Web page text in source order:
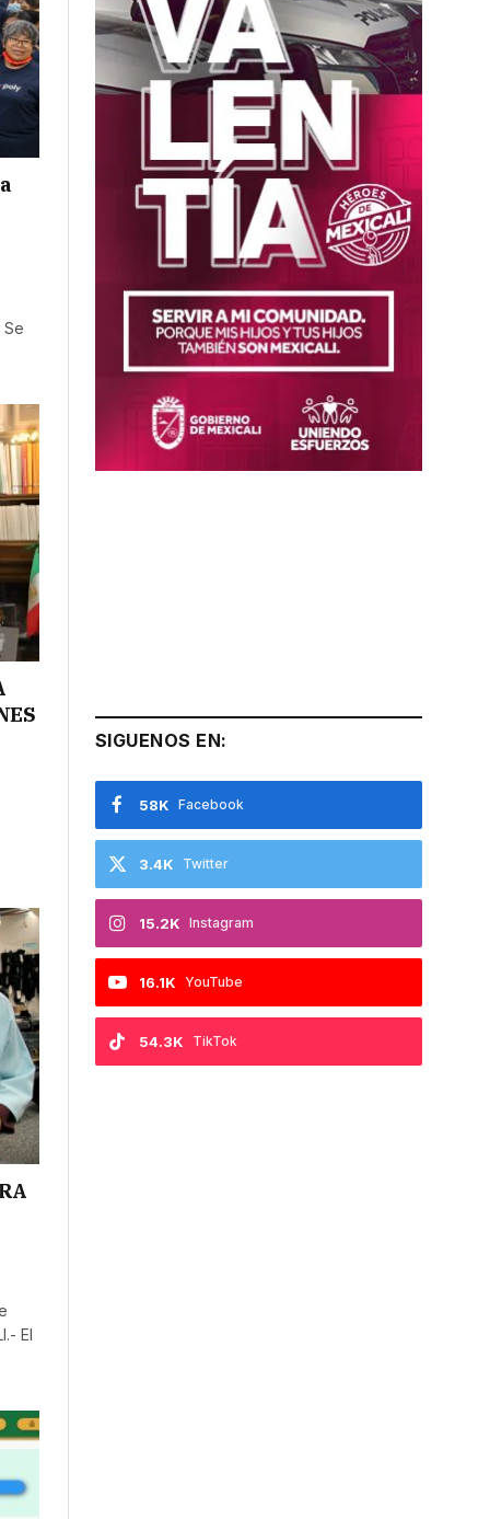
Se
El
SIGUENOS EN:
Facebook
58K
Twitter
3.4K
Instagram
15.2K
YouTube
16.1K
TikTok
54.3K